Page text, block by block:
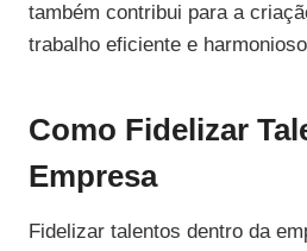
também contribui para a
trabalho eficiente e
Como Fidelizar
Empresa
Fidelizar talentos dentro da